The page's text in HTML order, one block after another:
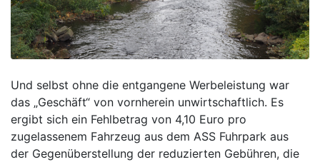
Und selbst ohne die entgangene Werbeleistung war
das „Geschäft“ von vornherein unwirtschaftlich. Es
ergibt sich ein Fehlbetrag von 4,10 Euro pro
zugelassenem Fahrzeug aus dem ASS Fuhrpark aus
der Gegenüberstellung der reduzierten Gebühren, die